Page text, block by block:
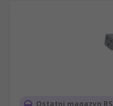
Ostatni magazyn RS